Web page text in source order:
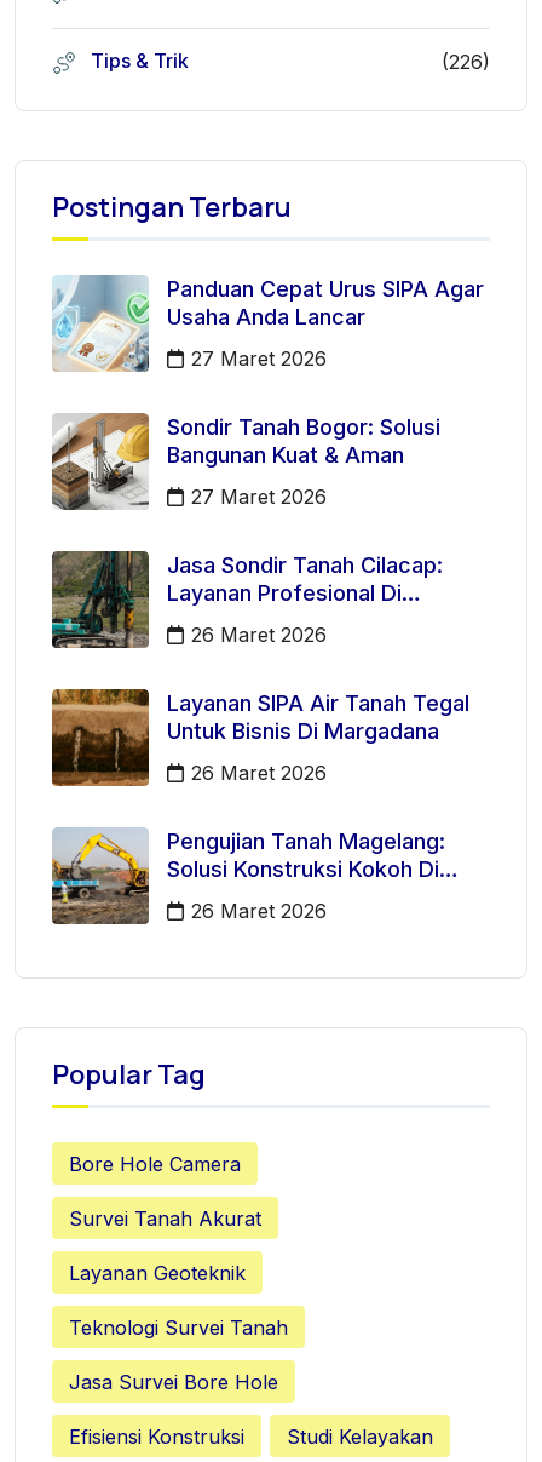
Tips & Trik (226)
Postingan Terbaru
Panduan Cepat Urus SIPA Agar
Usaha Anda Lancar
27 Maret 2026
Sondir Tanah Bogor: Solusi
Bangunan Kuat & Aman
27 Maret 2026
Jasa Sondir Tanah Cilacap:
Layanan Profesional Di
Kecamatan Majenang
26 Maret 2026
Layanan SIPA Air Tanah Tegal
Untuk Bisnis Di Margadana
26 Maret 2026
Pengujian Tanah Magelang:
Solusi Konstruksi Kokoh Di
Mertoyudan
26 Maret 2026
Popular Tag
Bore Hole Camera
Survei Tanah Akurat
Layanan Geoteknik
Teknologi Survei Tanah
Jasa Survei Bore Hole
Efisiensi Konstruksi Studi Kelayakan